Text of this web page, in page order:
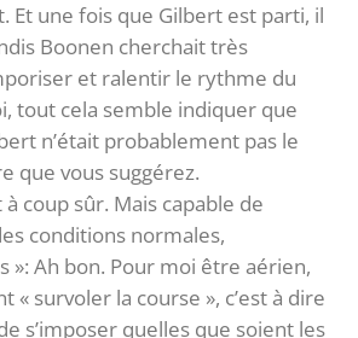
Et une fois que Gilbert est parti, il
Boonen cherchait très
et ralentir le rythme du
tout cela semble indiquer que
n’était probablement pas le
que vous suggérez.
à coup sûr. Mais capable de
conditions normales,
»: Ah bon. Pour moi être aérien,
« survoler la course », c’est à dire
s’imposer quelles que soient les